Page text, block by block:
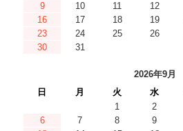
9
10 11 12
16
17 18 19
23
24 25 26
30
31
2026年9月
日
月 火 水
1
2
6
7 8 9